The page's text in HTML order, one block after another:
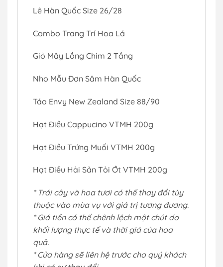
Lê Hàn Quốc Size 26/28
Combo Trang Trí Hoa Lá
Giỏ Mây Lồng Chim 2 Tầng
Nho Mẫu Đơn Sâm Hàn Quốc
Táo Envy New Zealand Size 88/90
Hạt Điều Cappucino VTMH 200g
Hạt Điều Trứng Muối VTMH 200g
Hạt Điều Hải Sản Tỏi Ớt VTMH 200g
* Trái cây và hoa tươi có thể thay đổi tùy
thuộc vào mùa vụ với giá trị tương đương.
* Giá tiền có thể chênh lệch một chút do
khối lượng thực tế và thời giá của hoa
quả.
* Cửa hàng sẽ liên hệ trước cho quý khách